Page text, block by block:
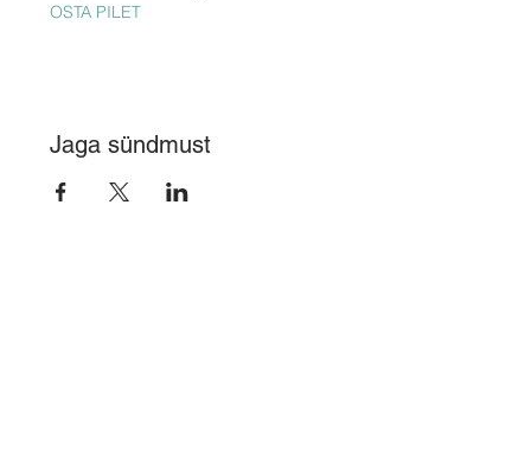
OSTA PILET
Jaga sündmust